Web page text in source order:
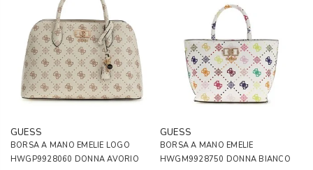
GUESS
BORSA A MANO EMELIE LOGO
HWGP9928060 DONNA AVORIO
GUESS
BORSA A MANO EMELIE
HWGM9928750 DONNA BIANCO